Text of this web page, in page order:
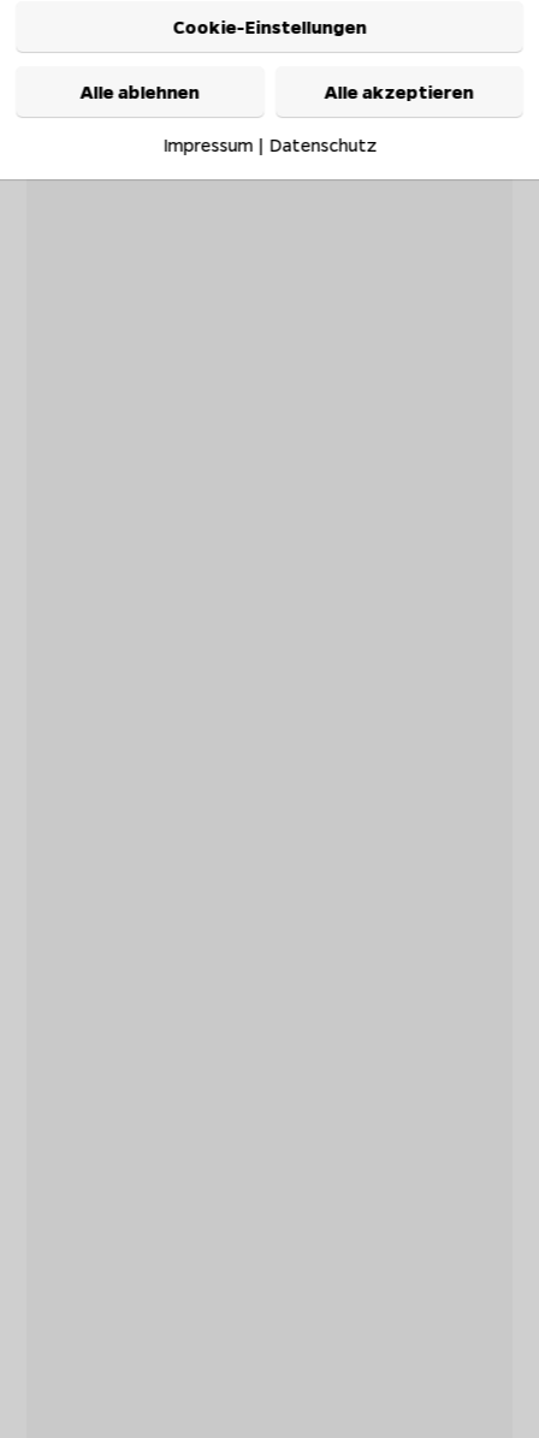
Cookie-Einstellungen
Alle ablehnen Alle akzeptieren
Impressum| Datenschutz